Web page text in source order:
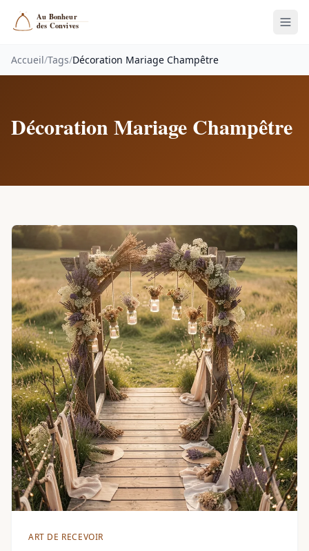
Accueil/Tags/Décoration Mariage Champêtre
Décoration Mariage Champêtre
ART DE RECEVOIR